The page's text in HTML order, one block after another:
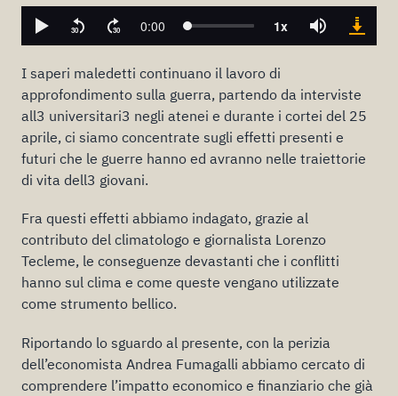
I saperi maledetti continuano il lavoro di
approfondimento sulla guerra, partendo da interviste
all3 universitari3 negli atenei e durante i cortei del 25
aprile, ci siamo concentrate sugli effetti presenti e
futuri che le guerre hanno ed avranno nelle traiettorie
di vita dell3 giovani.
Fra questi effetti abbiamo indagato, grazie al
contributo del climatologo e giornalista Lorenzo
Tecleme, le conseguenze devastanti che i conflitti
hanno sul clima e come queste vengano utilizzate
come strumento bellico.
Riportando lo sguardo al presente, con la perizia
dell’economista Andrea Fumagalli abbiamo cercato di
comprendere l’impatto economico e finanziario che già